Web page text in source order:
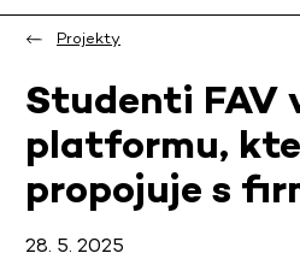
Projekty
Studenti FAV
platformu,
propojuje s
28. 5. 2025